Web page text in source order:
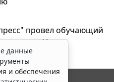
провел обучающий
Искра
данные
и обеспечения